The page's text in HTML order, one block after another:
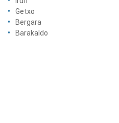
Getxo
Bergara
Barakaldo